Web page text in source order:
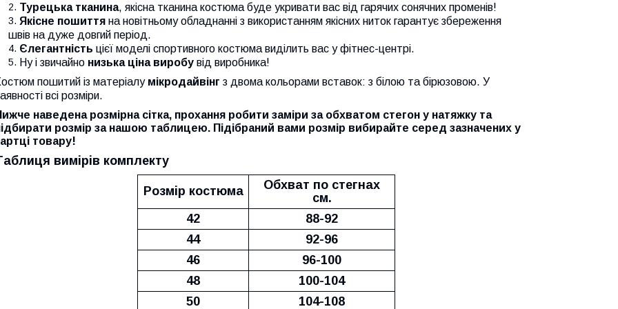
Турецька тканина, якісна тканина костюма буде укривати вас від гарячих сонячних променів!
Якісне пошиття на новітньому обладнанні з використанням якісних ниток гарантує збереження
швів на дуже довгий період.
Єлегантність цієї моделі спортивного костюма виділить вас у фітнес-центрі.
Ну і звичайно низька ціна виробу від виробника!
пошитий із матеріалу мікродайвінг з двома кольорами вставок: з білою та бірюзовою. У
всі розміри.
наведена розмірна сітка, прохання робити заміри за обхватом стегон у натяжку та
розмір за нашою таблицею. Підібраний вами розмір вибирайте серед зазначених у
товару!
вимірів комплекту
Розмір костюма
Обхват по стегнах
см.
42
88-92
44
92-96
46
96-100
48
100-104
50
104-108